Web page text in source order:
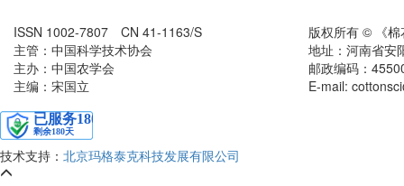
ISSN 1002-7807 CN 41-1163/S
主管：中国科学技术协会
主办：中国农学会
主编：宋国立
版权所有 © 《
地址：河南省安
邮政编码：
E-mail:
技术支持： 北京玛格泰克科技发展有限公司